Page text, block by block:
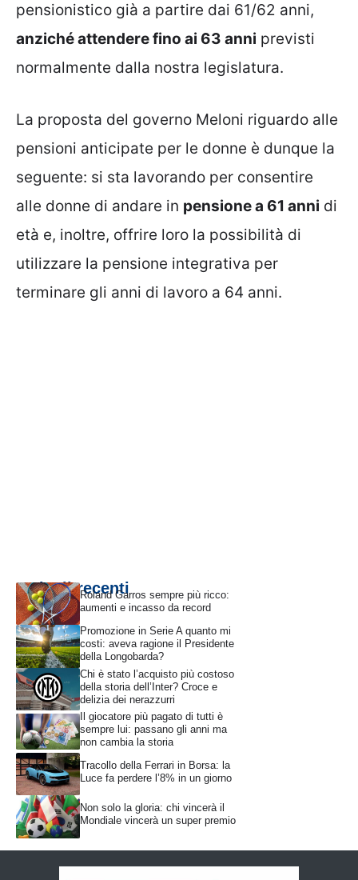
pensionistico già a partire dai 61/62 anni,
anziché attendere fino ai 63 anni previsti
normalmente dalla nostra legislatura.
La proposta del governo Meloni riguardo alle
pensioni anticipate per le donne è dunque la
seguente: si sta lavorando per consentire
alle donne di andare in pensione a 61 anni di
età e, inoltre, offrire loro la possibilità di
utilizzare la pensione integrativa per
terminare gli anni di lavoro a 64 anni.
Articoli recentiRoland Garros sempre più ricco:
aumenti e incasso da record
Promozione in Serie A quanto mi
costi: aveva ragione il Presidente
della Longobarda?
Chi è stato l’acquisto più costoso
della storia dell’Inter? Croce e
delizia dei nerazzurri
Il giocatore più pagato di tutti è
sempre lui: passano gli anni ma
non cambia la storia
Tracollo della Ferrari in Borsa: la
Luce fa perdere l’8% in un giorno
Non solo la gloria: chi vincerà il
Mondiale vincerà un super premio